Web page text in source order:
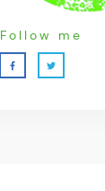
Follow me